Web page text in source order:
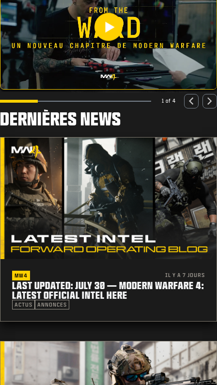
1 of 4
DERNIÈRES NEWS
MW4 IL Y A 7 JOURS
LAST UPDATED: JULY 30 — MODERN WARFARE 4:
LATEST OFFICIAL INTEL HERE
ACTUS ANNONCES